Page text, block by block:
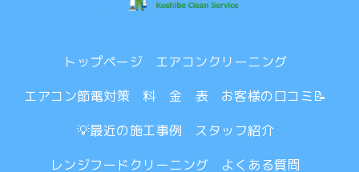
トップページ
エアコンクリーニング
エアコン節電対策
料 金 表
お客様の口コミ📝
💡最近の施工事例
スタッフ紹介
レンジフードクリーニング
よくある質問